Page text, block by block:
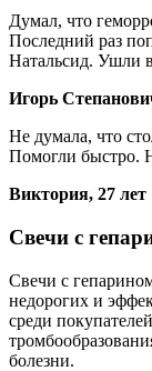
Думал, что
Последний раз
Натальсид. Ушли
Игорь
Не думала, что
Помогли быстро.
Виктория, 27 лет
Свечи с
Свечи с
недорогих и
среди
болезни.